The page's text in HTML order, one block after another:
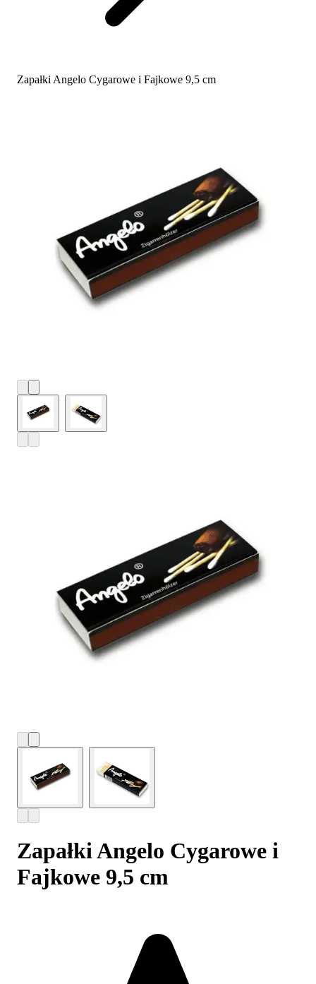
Zapałki Angelo Cygarowe i Fajkowe 9,5 cm
Zapałki Angelo Cygarowe i
Fajkowe 9,5 cm